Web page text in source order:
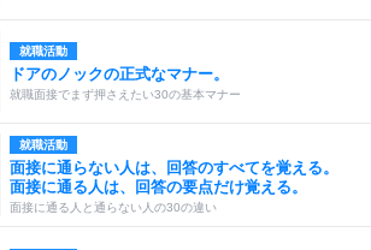
就職活動
ドアのノックの正式なマナー。
就職面接でまず押さえたい30の基本マナー
就職活動
面接に通らない人は、回答のすべてを覚える。
面接に通る人は、回答の要点だけ覚える。
面接に通る人と通らない人の30の違い